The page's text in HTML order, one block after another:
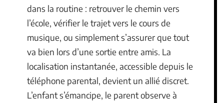
dans la routine : retrouver le chemin vers
l’école, vérifier le trajet vers le cours de
musique, ou simplement s’assurer que tout
va bien lors d’une sortie entre amis. La
localisation instantanée, accessible depuis le
téléphone parental, devient un allié discret.
L’enfant s’émancipe, le parent observe à